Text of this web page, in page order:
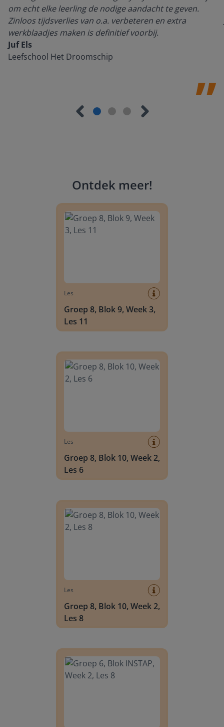
om echt elke leerling de nodige aandacht te geven.
Zinloos tijdsverlies van o.a. verbeteren en extra
werkblaadjes maken is definitief voorbij.
Juf Els
Leefschool Het Droomschip
Ontdek meer!
Les
Groep 8, Blok 9, Week 3,
Les 11
Les
Groep 8, Blok 10, Week 2,
Les 6
Les
Groep 8, Blok 10, Week 2,
Les 8